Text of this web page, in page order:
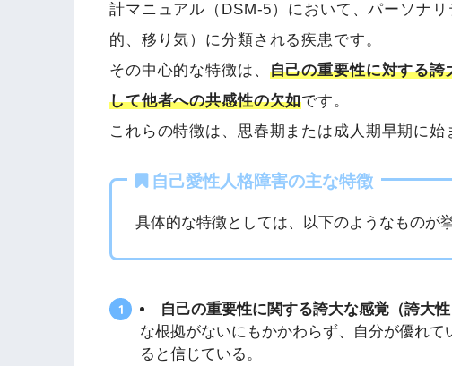
計マニュアル（DSM-5）において、パーソナ
的、移り気）に分類される疾患です。
その中心的な特徴は、 自己の重要性に対する
して他者への共感性の欠如です。
これらの特徴は、思春期または成人期早期に始
自己愛性人格障害の主な特徴
具体的な特徴としては、以下のようなものが
自己の重要性に関する誇大な感覚（誇大性
な根拠がないにもかかわらず、自分が優れ
ると信じている。